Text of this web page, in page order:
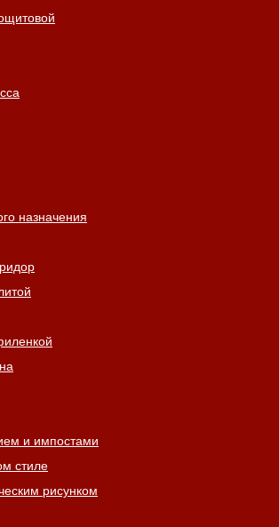
назначения
и импостами
стиле
рисунком